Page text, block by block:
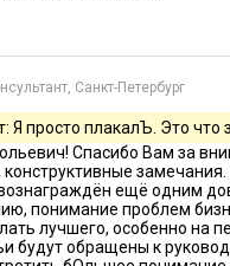
Санкт-Петербург
Я просто плакалЪ. Это что
Спасибо Вам за
ещё одним
понимание проблем
лучшего, особенно на
будут обращены к